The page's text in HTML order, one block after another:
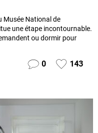
Musée National de
une étape incontournable.
ou dormir pour
0 143